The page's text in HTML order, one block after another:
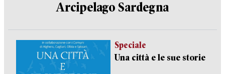
Arcipelago Sardegna
Speciale
Una città e le sue storie